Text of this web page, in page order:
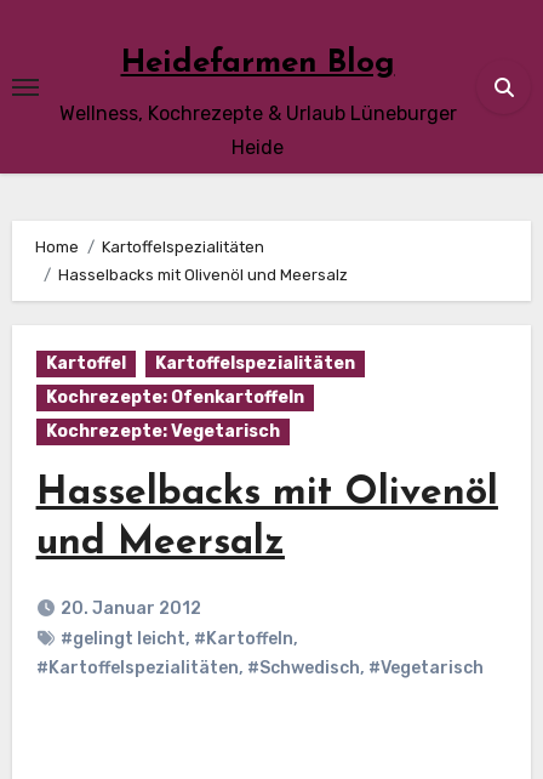
content
Heidefarmen Blog
Wellness, Kochrezepte & Urlaub Lüneburger
Heide
Home
Kartoffelspezialitäten
Hasselbacks mit Olivenöl und Meersalz
Kartoffel
Kartoffelspezialitäten
Kochrezepte: Ofenkartoffeln
Kochrezepte: Vegetarisch
Hasselbacks mit Olivenöl
und Meersalz
20. Januar 2012
#gelingt leicht, #Kartoffeln,
#Kartoffelspezialitäten, #Schwedisch, #Vegetarisch